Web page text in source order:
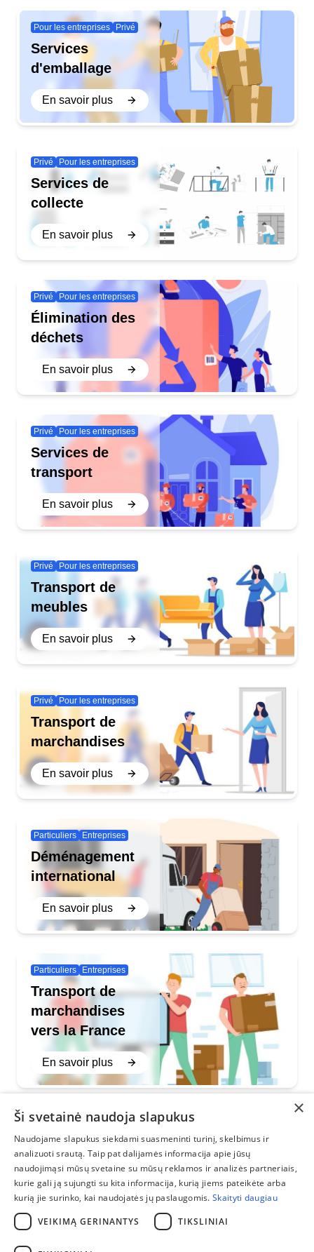
Pour les entreprises Privé
Services
d'emballage
En savoir plus
Privé Pour les entreprises
Services de
collecte
En savoir plus
Privé Pour les entreprises
Élimination des
déchets
En savoir plus
Privé Pour les entreprises
Services de
transport
En savoir plus
Privé Pour les entreprises
Transport de
meubles
En savoir plus
Privé Pour les entreprises
Transport de
marchandises
En savoir plus
Particuliers Entreprises
Déménagement
international
En savoir plus
Particuliers Entreprises
Transport de
marchandises
vers la France
En savoir plus
Vous pouvez nous trouver :
Facebook
Instagram
Susisiekite:
+37060475000
info@ae-trans.lt
×
Ši svetainė naudoja slapukus
Naudojame slapukus siekdami suasmeninti turinį, skelbimus ir
analizuoti srautą. Taip pat dalijamės informacija apie jūsų
naudojimąsi mūsų svetaine su mūsų reklamos ir analizės partneriais,
kurie gali ją sujungti su kita informacija, kurią jiems pateikėte arba
kurią jie surinko, kai naudojatės jų paslaugomis.Skaityti daugiau
VEIKIMĄ GERINANTYS
TIKSLINIAI